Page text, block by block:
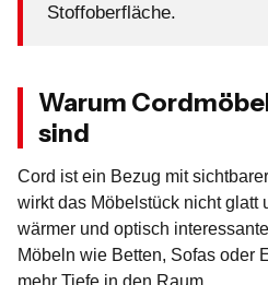
Stoffoberfläche.
Warum
sind
Cord ist ein Bezug mit
wirkt das Möbelstück nicht glatt
wärmer und optisch
Möbeln wie Betten, Sofas oder
mehr Tiefe in den Raum.